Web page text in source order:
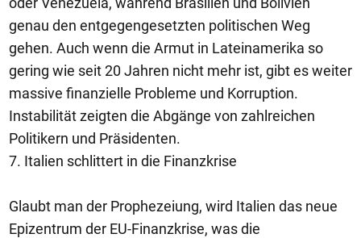
genau den entgegengesetzten politischen Weg
gehen. Auch wenn die Armut in Lateinamerika so
gering wie seit 20 Jahren nicht mehr ist, gibt es weiter
massive finanzielle Probleme und Korruption.
Instabilität zeigten die Abgänge von zahlreichen
Politikern und Präsidenten.
7. Italien schlittert in die Finanzkrise
Glaubt man der Prophezeiung, wird Italien das neue
Epizentrum der EU-Finanzkrise, was die